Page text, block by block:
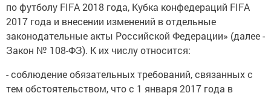
по футболу FIFA 2018 года, Кубка конфедераций FIFA
2017 года и внесении изменений в отдельные
законодательные акты Российской Федерации» (далее -
Закон № 108-ФЗ). К их числу относится:
- соблюдение обязательных требований, связанных с
тем обстоятельством, что с 1 января 2017 года в